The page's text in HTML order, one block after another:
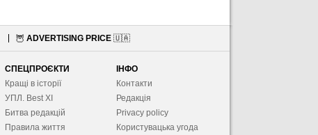
🦉 ADVERTISING PRICE 🇺🇦
СПЕЦПРОЄКТИ
Кращі в історії
УПЛ. Best XІ
Битва редакцій
Правила життя
ІНФО
Контакти
Редакція
Privacy policy
Користувацька угода